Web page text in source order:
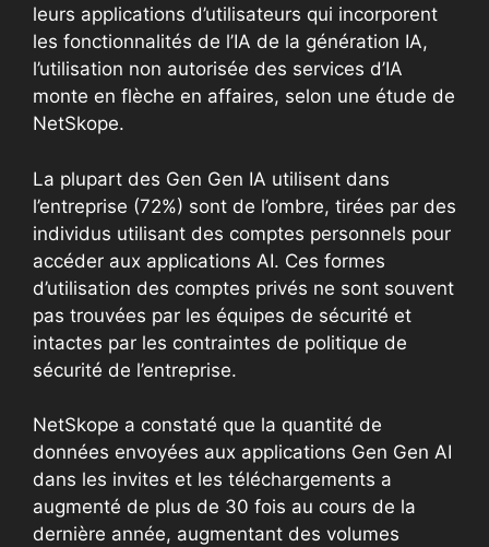
leurs applications d’utilisateurs qui incorporent
les fonctionnalités de l’IA de la génération IA,
l’utilisation non autorisée des services d’IA
monte en flèche en affaires, selon une étude de
NetSkope.
La plupart des Gen Gen IA utilisent dans
l’entreprise (72%) sont de l’ombre, tirées par des
individus utilisant des comptes personnels pour
accéder aux applications AI. Ces formes
d’utilisation des comptes privés ne sont souvent
pas trouvées par les équipes de sécurité et
intactes par les contraintes de politique de
sécurité de l’entreprise.
NetSkope a constaté que la quantité de
données envoyées aux applications Gen Gen AI
dans les invites et les téléchargements a
augmenté de plus de 30 fois au cours de la
dernière année, augmentant des volumes